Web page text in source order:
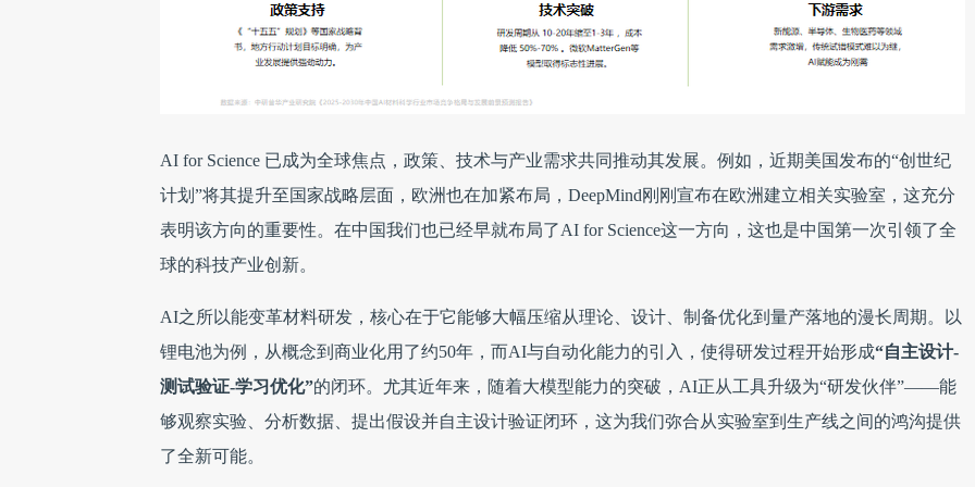
AI for Science 已成为全球焦点，政策、技术与产业需求共同推动其发展。例如，近期美国发布的“创世纪
计划”将其提升至国家战略层面，欧洲也在加紧布局，DeepMind刚刚宣布在欧洲建立相关实验室，这充分
表明该方向的重要性。在中国我们也已经早就布局了AI for Science这一方向，这也是中国第一次引领了全
球的科技产业创新。
AI之所以能变革材料研发，核心在于它能够大幅压缩从理论、设计、制备优化到量产落地的漫长周期。以
锂电池为例，从概念到商业化用了约50年，而AI与自动化能力的引入，使得研发过程开始形成“自主设计-
测试验证-学习优化”的闭环。尤其近年来，随着大模型能力的突破，AI正从工具升级为“研发伙伴”——能
够观察实验、分析数据、提出假设并自主设计验证闭环，这为我们弥合从实验室到生产线之间的鸿沟提供
了全新可能。